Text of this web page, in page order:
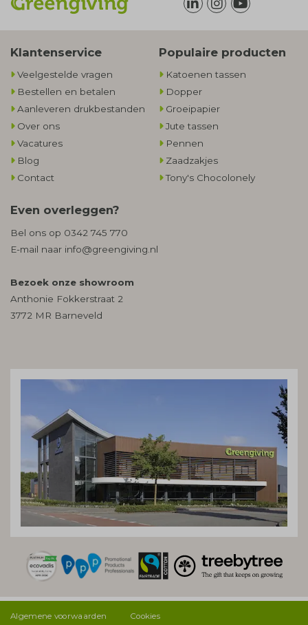
Klantenservice
Veelgestelde vragen
Bestellen en betalen
Aanleveren drukbestanden
Over ons
Vacatures
Blog
Contact
Populaire producten
Katoenen tassen
Dopper
Groeipapier
Jute tassen
Pennen
Zaadzakjes
Tony's Chocolonely
Even overleggen?
Bel ons op 0342 745 770
E-mail naar info@greengiving.nl
Bezoek onze showroom
Anthonie Fokkerstraat 2
3772 MR Barneveld
Algemene voorwaarden Cookies